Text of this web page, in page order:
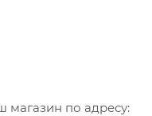
магазин по адресу: